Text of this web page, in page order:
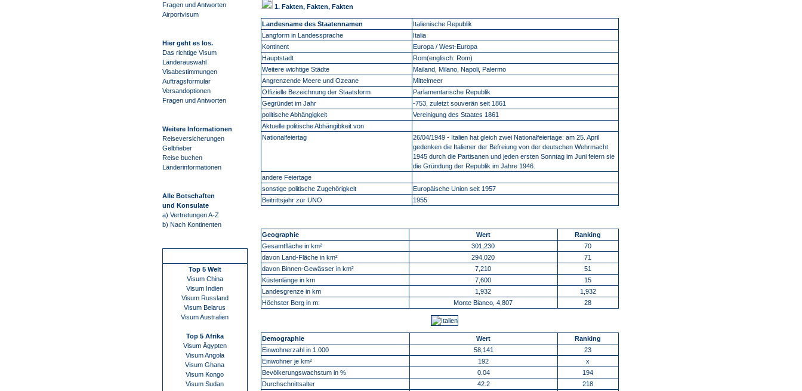
Fragen und Antworten
Airportvisum
Hier geht es los.
Das richtige Visum
Länderauswahl
Visabestimmungen
Auftragsformular
Versandoptionen
Fragen und Antworten
Weitere Informationen
Reiseversicherungen
Gelbfieber
Reise buchen
Länderinformationen
Alle Botschaften
und Konsulate
a) Vertretungen A-Z
b) Nach Kontinenten
Top 5 Welt
Visum China
Visum Indien
Visum Russland
Visum Belarus
Visum Australien
Top 5 Afrika
Visum Ägypten
Visum Angola
Visum Ghana
Visum Kongo
Visum Sudan
1. Fakten, Fakten, Fakten
Landesname des Staatennamen
Italienische Republik
Langform in Landessprache
Italia
Kontinent
Europa / West-Europa
Hauptstadt
Rom(englisch: Rom)
Weitere wichtige Städte
Mailand, Milano, Napoli, Palermo
Angrenzende Meere und Ozeane
Mittelmeer
Offizielle Bezeichnung der Staatsform
Parlamentarische Republik
Gegründet im Jahr
-753, zuletzt souverän seit 1861
politische Abhängigkeit
Vereinigung des Staates 1861
Aktuelle politische Abhängibkeit von
Nationalfeiertag
26/04/1949 - Italien hat gleich zwei Nationalfeiertage: am 25. April
gedenken die Italiener der Befreiung von der deutschen Wehrmacht
1945 durch die Partisanen und jeden ersten Sonntag im Juni feiern sie
die Gründung der Republik im Jahre 1946.
andere Feiertage
sonstige politische Zugehörigkeit
Europäische Union seit 1957
Beitrittsjahr zur UNO
1955
Geographie Wert
Ranking
Gesamtfläche in km²
301,230
70
davon Land-Fläche in km²
294,020
71
davon Binnen-Gewässer in km²
7,210
51
Küstenlänge in km
7,600
15
Landesgrenze in km
1,932
1,932
Höchster Berg in m:
Monte Bianco, 4,807 28
Demographie Wert
Ranking
Einwohnerzahl in 1.000
58,141
23
Einwohner je km²
192
x
Bevölkerungswachstum in %
0.04
194
Durchschnittsalter
42.2
218